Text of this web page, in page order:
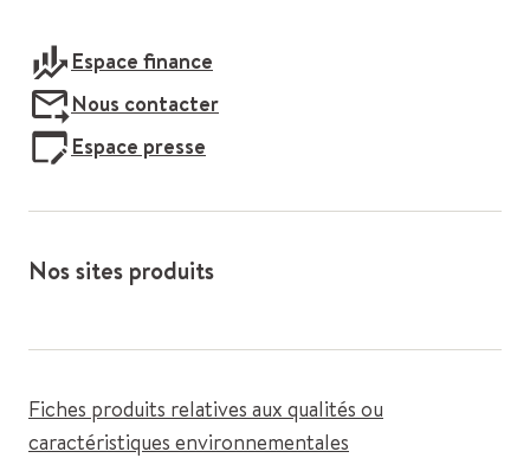
Espace finance
Nous contacter
Espace presse
Nos sites produits
Fiches produits relatives aux qualités ou
caractéristiques environnementales